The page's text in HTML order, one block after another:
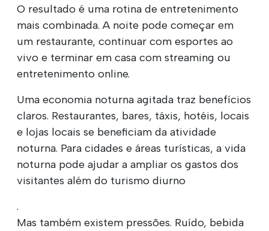
O resultado é uma rotina de entretenimento
mais combinada. A noite pode começar em
um restaurante, continuar com esportes ao
vivo e terminar em casa com streaming ou
entretenimento online.
Uma economia noturna agitada traz benefícios
claros. Restaurantes, bares, táxis, hotéis, locais
e lojas locais se beneficiam da atividade
noturna. Para cidades e áreas turísticas, a vida
noturna pode ajudar a ampliar os gastos dos
visitantes além do turismo diurno
.
Mas também existem pressões. Ruído, bebida